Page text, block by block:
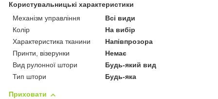
Користувальницькі характеристики
Механізм управління
Всі види
Колір
На вибір
Характеристика тканини
Напівпрозора
Принти, візерунки
Немає
Вид рулонної штори
Будь-який вид
Тип штори
Будь-яка
Приховати